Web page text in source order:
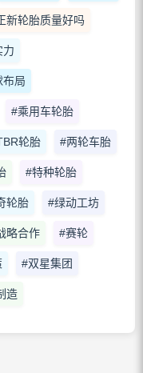
新轮胎质量好吗
力
布局
#乘用车轮胎
轮胎 #两轮车胎
#特种轮胎
轮胎 #绿动工坊
略合作 #赛轮
#双星集团
造